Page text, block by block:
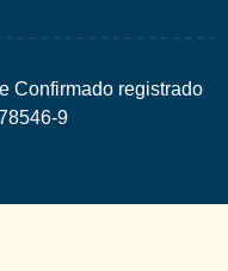
Confirmado registrado
9